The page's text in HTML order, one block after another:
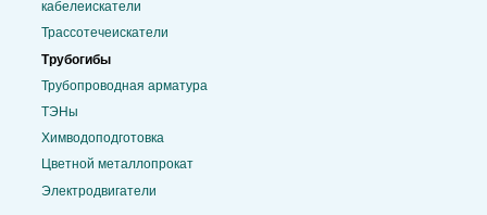
кабелеискатели
Трассотечеискатели
Трубогибы
Трубопроводная арматура
ТЭНы
Химводоподготовка
Цветной металлопрокат
Электродвигатели